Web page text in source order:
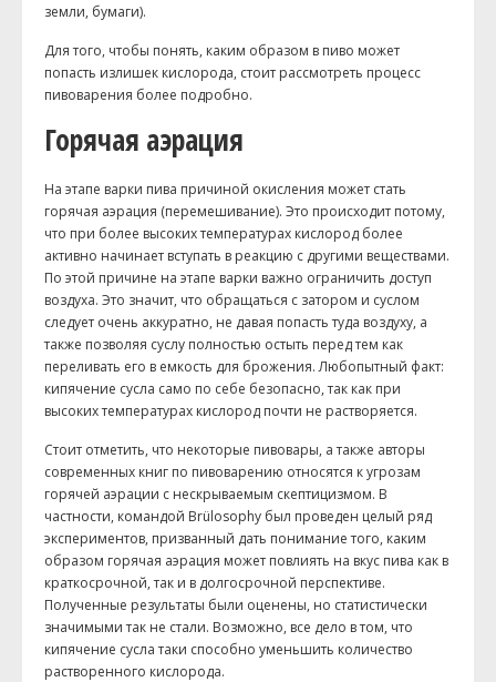
земли, бумаги).
Для того, чтобы понять, каким образом в пиво может
попасть излишек кислорода, стоит рассмотреть процесс
пивоварения более подробно.
Горячая аэрация
На этапе варки пива причиной окисления может стать
горячая аэрация (перемешивание). Это происходит потому,
что при более высоких температурах кислород более
активно начинает вступать в реакцию с другими веществами.
По этой причине на этапе варки важно ограничить доступ
воздуха. Это значит, что обращаться с затором и суслом
следует очень аккуратно, не давая попасть туда воздуху, а
также позволяя суслу полностью остыть перед тем как
переливать его в емкость для брожения. Любопытный факт:
кипячение сусла само по себе безопасно, так как при
высоких температурах кислород почти не растворяется.
Стоит отметить, что некоторые пивовары, а также авторы
современных книг по пивоварению относятся к угрозам
горячей аэрации с нескрываемым скептицизмом. В
частности, командой Brülosophy был проведен целый ряд
экспериментов, призванный дать понимание того, каким
образом горячая аэрация может повлиять на вкус пива как в
краткосрочной, так и в долгосрочной перспективе.
Полученные результаты были оценены, но статистически
значимыми так не стали. Возможно, все дело в том, что
кипячение сусла таки способно уменьшить количество
растворенного кислорода.